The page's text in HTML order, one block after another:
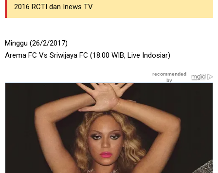
2016 RCTI dan Inews TV
Minggu (26/2/2017)
Arema FC Vs Sriwijaya FC (18:00 WIB, Live Indosiar)